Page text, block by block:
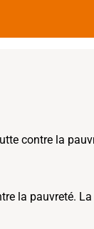
contre la
la pauvreté.